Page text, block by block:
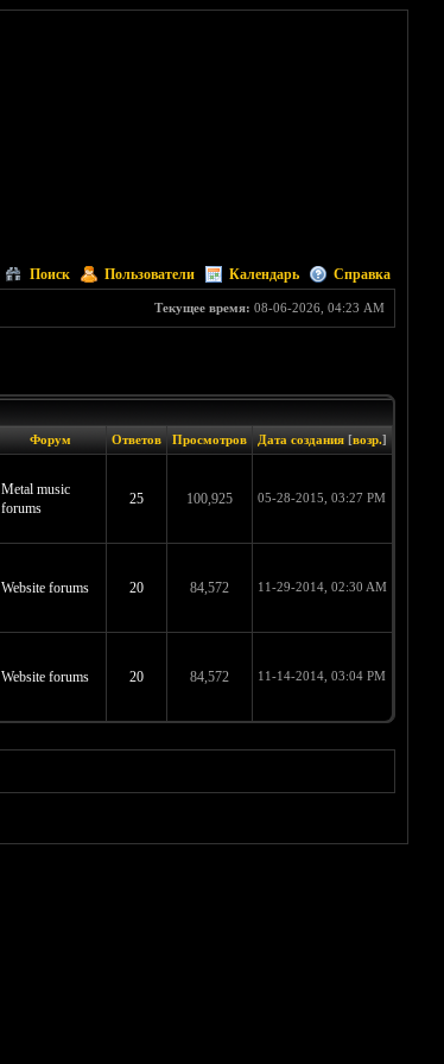
Поиск Пользователи Календарь Справка
Текущее время: 08-06-2026, 04:23 AM
Форум Ответов Просмотров Дата создания [возр.]
Metal music
forums
25 100,925 05-28-2015, 03:27 PM
Website forums 20 84,572 11-29-2014, 02:30 AM
Website forums 20 84,572 11-14-2014, 03:04 PM